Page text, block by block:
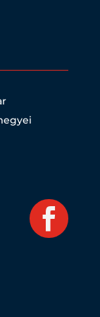
